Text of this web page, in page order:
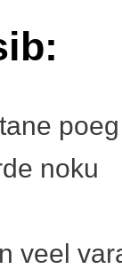
noku
veel